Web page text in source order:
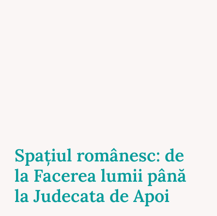
Spaţiul românesc: de
la Facerea lumii până
la Judecata de Apoi